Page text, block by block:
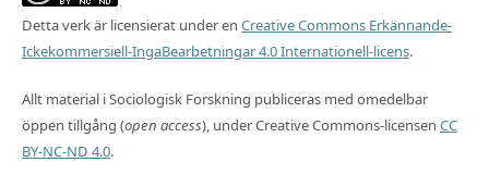
Detta verk är licensierat under en Creative Commons Erkännande-
Ickekommersiell-IngaBearbetningar 4.0 Internationell-licens.
Allt material i Sociologisk Forskning publiceras med omedelbar
öppen tillgång (open access), under Creative Commons-licensen CC
BY-NC-ND 4.0.